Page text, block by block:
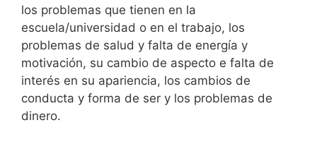
los problemas que tienen en la
escuela/universidad o en el trabajo, los
problemas de salud y falta de energía y
motivación, su cambio de aspecto e falta de
interés en su apariencia, los cambios de
conducta y forma de ser y los problemas de
dinero.